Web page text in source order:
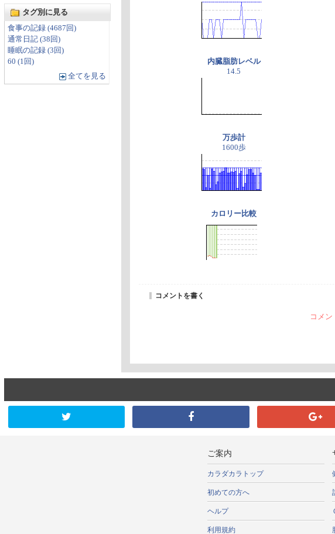
タグ別に見る
食事の記録 (4687回)
通常日記 (38回)
睡眠の記録 (3回)
60 (1回)
全てを見る
内臓脂肪レベル
14.5
万歩計
1600歩
カロリー比較
コメントを書く
コメン
ご案内
カラダカラトップ
初めての方へ
ヘルプ
利用規約